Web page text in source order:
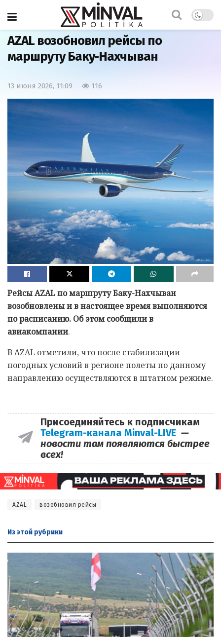
Главная Общество
AZAL возобновил рейсы по
маршруту Баку-Нахчыван
13 июня 2026, 11:09 116
Рейсы AZAL по маршруту Баку-Нахчыван
возобновлены и в настоящее время выполняются
по расписанию. Об этом сообщили в
авиакомпании.
В AZAL отметили, что после стабилизации
погодных условий в регионе полеты по данному
направлению осуществляются в штатном режиме.
Присоединяйтесь к подписчикам
Telegram-канала Minval-LIVE —
новости там появляются быстрее
всех!
AZAL возобновил рейсы
Из этой рубрики